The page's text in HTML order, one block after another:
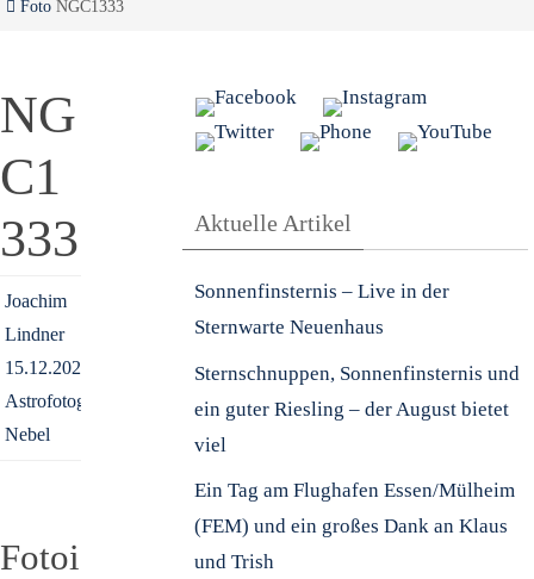
Start
Foto NGC1333
NG
C1
333
Joachim
Lindner
15.12.2022
Astrofotografie
Nebel
Fotoi
Aktuelle Artikel
Sonnenfinsternis – Live in der
Sternwarte Neuenhaus
Sternschnuppen, Sonnenfinsternis und
ein guter Riesling – der August bietet
viel
Ein Tag am Flughafen Essen/Mülheim
(FEM) und ein großes Dank an Klaus
und Trish